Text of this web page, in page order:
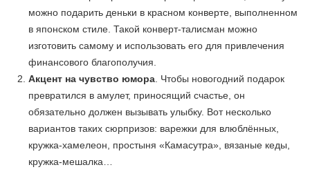
можно подарить деньки в красном конверте, выполненном
в японском стиле. Такой конверт-талисман можно
изготовить самому и использовать его для привлечения
финансового благополучия.
Акцент на чувство юмора . Чтобы новогодний подарок
превратился в амулет, приносящий счастье, он
обязательно должен вызывать улыбку. Вот несколько
вариантов таких сюрпризов: варежки для влюблённых,
кружка-хамелеон, простыня «Камасутра», вязаные кеды,
кружка-мешалка…